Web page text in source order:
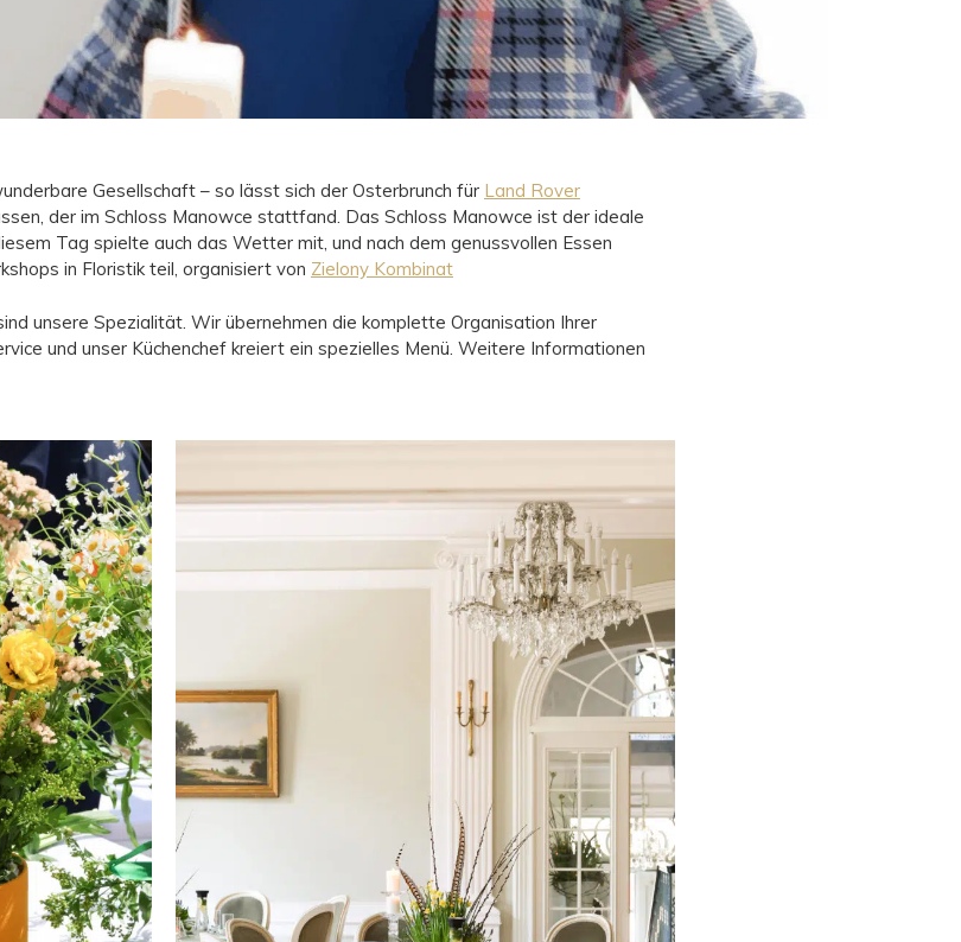
Gesellschaft – so lässt sich der Osterbrunch für Land Rover
der im Schloss Manowce stattfand. Das Schloss Manowce ist der ideale
Tag spielte auch das Wetter mit, und nach dem genussvollen Essen
in Floristik teil, organisiert von Zielony Kombinat
unsere Spezialität. Wir übernehmen die komplette Organisation Ihrer
und unser Küchenchef kreiert ein spezielles Menü. Weitere Informationen